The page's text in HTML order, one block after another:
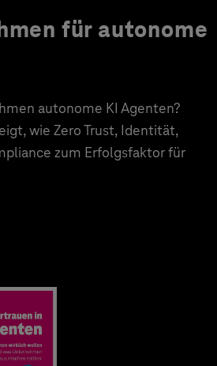
für autonome
autonome KI Agenten?
wie Zero Trust, Identität,
zum Erfolgsfaktor für